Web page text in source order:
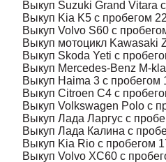
Выкуп Suzuki Grand Vitara
Выкуп Kia K5 с пробегом
Выкуп Volvo S60 с
Выкуп мотоцикл Kawasaki
Выкуп Skoda Yeti с
Выкуп Mercedes-Benz M-
Выкуп Haima 3 с
Выкуп Citroen C4 с
Выкуп Volkswagen Polo с
Выкуп Лада Ларгус с
Выкуп Лада Калина с
Выкуп Kia Rio с пробегом
Выкуп Volvo XC60 с